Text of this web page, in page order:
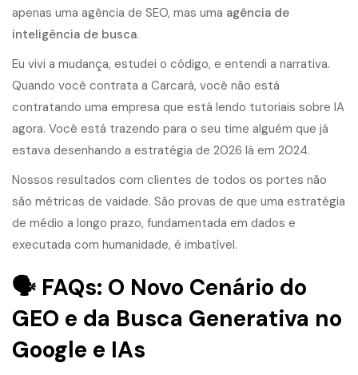
apenas uma agência de SEO, mas uma agência de
inteligência de busca.
Eu vivi a mudança, estudei o código, e entendi a narrativa.
Quando você contrata a Carcará, você não está
contratando uma empresa que está lendo tutoriais sobre IA
agora. Você está trazendo para o seu time alguém que já
estava desenhando a estratégia de 2026 lá em 2024.
Nossos resultados com clientes de todos os portes não
são métricas de vaidade. São provas de que uma estratégia
de médio a longo prazo, fundamentada em dados e
executada com humanidade, é imbatível.
🗣️ FAQs: O Novo Cenário do
GEO e da Busca Generativa no
Google e IAs